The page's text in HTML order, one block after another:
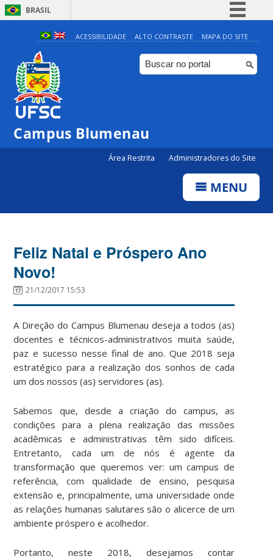
BRASIL
Simplifique!
Comunica BR
Participe
ACESSIBILIDADE ALTO CONTRASTE MAPA DO SITE
Campus Blumenau
Área Restrita Administradores do Site
MENU
Feliz Natal e Próspero Ano
Novo!
21/12/2017 15:53
A Direção do Campus Blumenau deseja a todos (as)
docentes e técnicos-administrativos muita saúde,
paz e sucesso nesse final de ano. Que 2018 seja
estratégico para a realização dos sonhos de cada
um dos nossos (as) servidores (as).
Sabemos que, desde a criação do campus, as
condições para a plena realização das missões
acadêmicas e administrativas têm sido difíceis.
Entretanto, cada um de nós é agente da
transformação que queremos ver: um campus de
referência, com qualidade de ensino, pesquisa
extensão e, principalmente, uma universidade onde
as relações humanas salutares são o alicerce de um
ambiente próspero e acolhedor.
Portanto, neste 2018, desejamos contar